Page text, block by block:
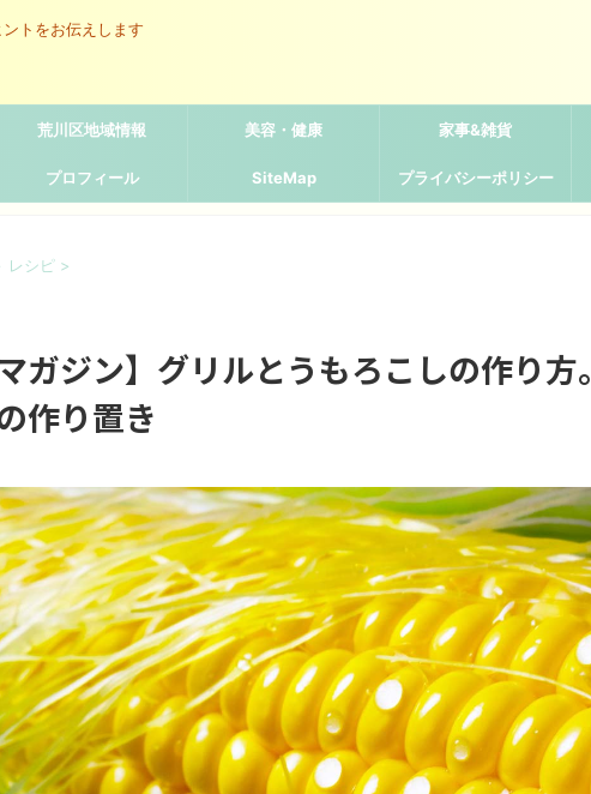
トをお伝えします
荒川区地域情報 美容・健康 家事&雑貨
プロフィール SiteMap プライバシーポリシー
レシピ >
ガジン】グリルとうもろこしの作り方。
作り置き